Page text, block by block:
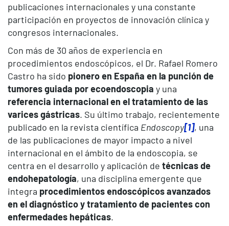
publicaciones internacionales y una constante
participación en proyectos de innovación clínica y
congresos internacionales.
Con más de 30 años de experiencia en
procedimientos endoscópicos, el Dr. Rafael Romero
Castro ha sido pionero en España en la punción de
tumores guiada por ecoendoscopia y una
referencia internacional en el tratamiento de las
varices gástricas. Su último trabajo, recientemente
publicado en la revista científica Endoscopy[1], una
de las publicaciones de mayor impacto a nivel
internacional en el ámbito de la endoscopia, se
centra en el desarrollo y aplicación de técnicas de
endohepatología, una disciplina emergente que
integra procedimientos endoscópicos avanzados
en el diagnóstico y tratamiento de pacientes con
enfermedades hepáticas.